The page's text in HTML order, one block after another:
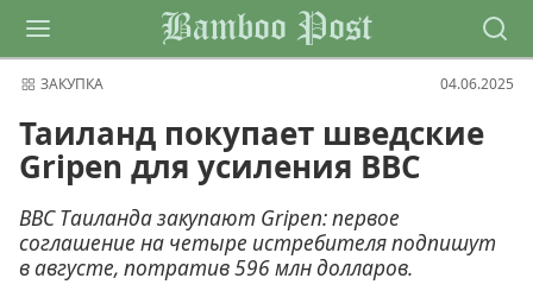
Bamboo Post
ЗАКУПКА 04.06.2025
Таиланд покупает шведские
Gripen для усиления ВВС
ВВС Таиланда закупают Gripen: первое
соглашение на четыре истребителя подпишут
в августе, потратив 596 млн долларов.